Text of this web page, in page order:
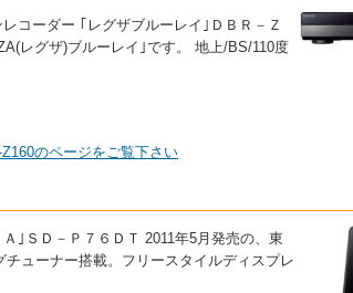
コーダー ｢レグザブルーレイ｣ＤＢＲ－Ｚ
レグザ)ブルーレイ｣です。 地上/BS/110度
のページをご覧下さい
｣ＳＤ－Ｐ７６ＤＴ 2011年5月発売の、東
ューナー搭載。フリースタイルディスプレ